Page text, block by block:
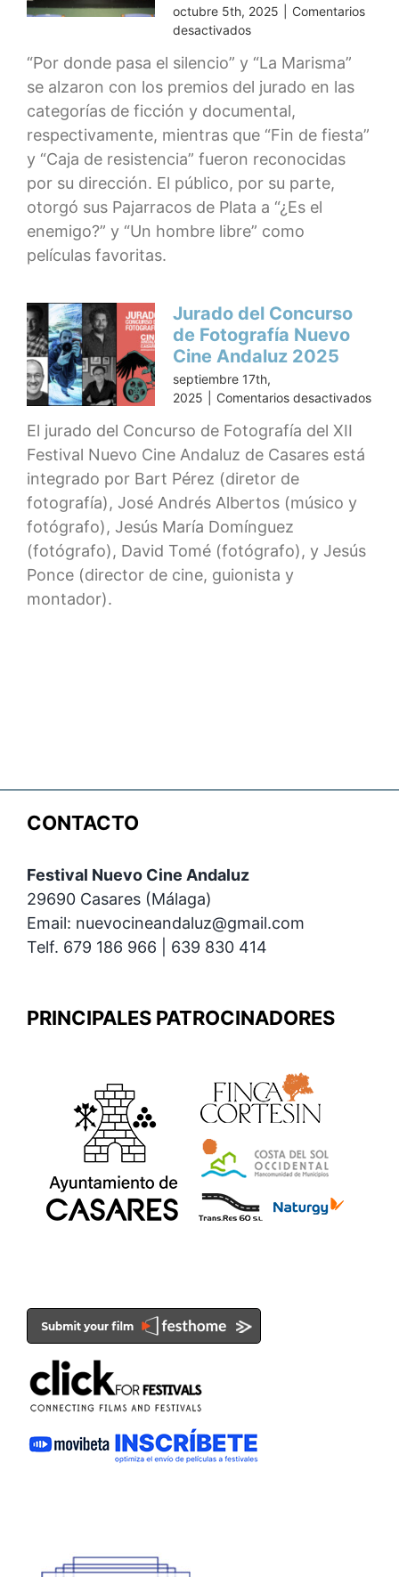
octubre 5th, 2025
Comentarios
desactivadosen
se
vuelca
el
cine
en
la
clausura
del
XII
Andaluz
“Por donde pasa el silencio” y “La Marisma”
se alzaron con los premios del jurado en las
categorías de ficción y documental,
respectivamente, mientras que “Fin de fiesta”
y “Caja de resistencia” fueron reconocidas
por su dirección. El público, por su parte,
otorgó sus Pajarracos de Plata a “¿Es el
enemigo?” y “Un hombre libre” como
películas favoritas.
Jurado del Concurso
de Fotografía Nuevo
Cine Andaluz 2025
septiembre 17th,
2025
Comentarios desactivadosen
El jurado del Concurso de Fotografía del XII
Festival Nuevo Cine Andaluz de Casares está
integrado por Bart Pérez (diretor de
fotografía), José Andrés Albertos (músico y
fotógrafo), Jesús María Domínguez
(fotógrafo), David Tomé (fotógrafo), y Jesús
Ponce (director de cine, guionista y
montador).
CONTACTO
Festival Nuevo Cine Andaluz
29690 Casares (Málaga)
Email: nuevocineandaluz@gmail.com
Telf. 679 186 966 | 639 830 414
PRINCIPALES PATROCINADORES